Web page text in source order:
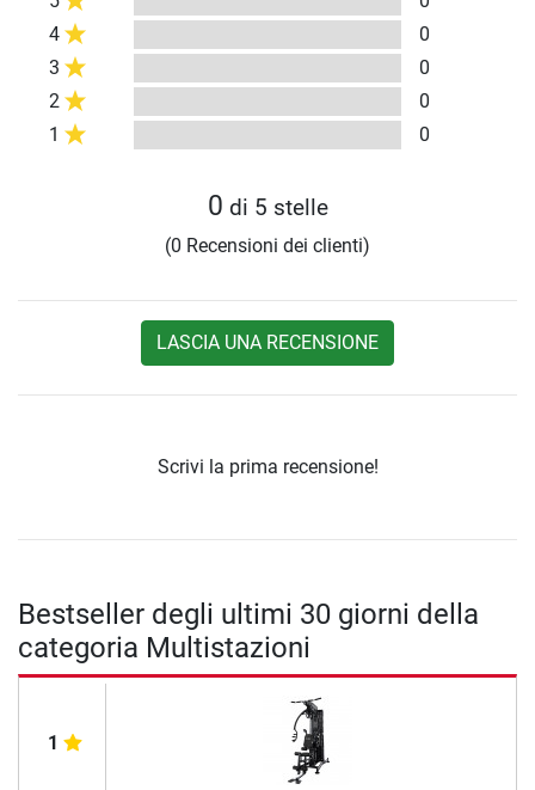
4
0
3
0
2
0
1
0
0 di 5 stelle
(0 Recensioni dei clienti)
LASCIA UNA RECENSIONE
Scrivi la prima recensione!
Bestseller degli ultimi 30 giorni della
categoria Multistazioni
1